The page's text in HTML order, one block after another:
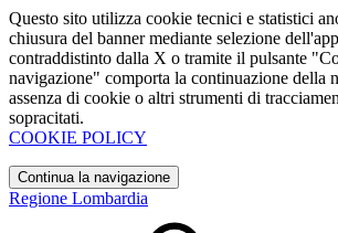
Questo sito utilizza cookie tecnici e statistici
chiusura del banner mediante selezione
contraddistinto dalla X o tramite il pulsante
navigazione" comporta la continuazione della
assenza di cookie o altri strumenti di
sopracitati.
COOKIE POLICY
Continua la navigazione
Regione Lombardia